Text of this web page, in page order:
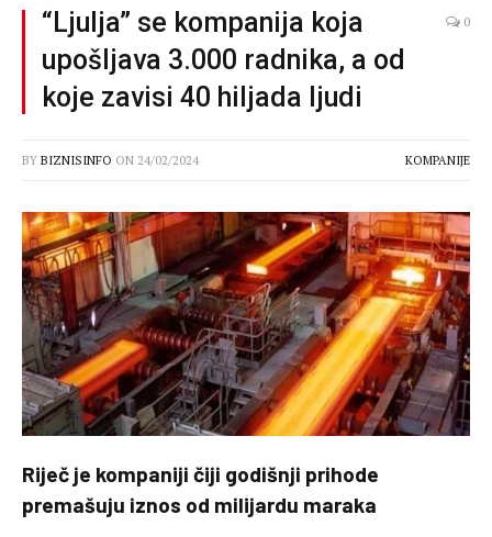
“Ljulja” se kompanija koja
upošljava 3.000 radnika, a od
koje zavisi 40 hiljada ljudi
0
BY BIZNISINFO ON 24/02/2024 KOMPANIJE
Riječ je kompaniji čiji godišnji prihode
premašuju iznos od milijardu maraka